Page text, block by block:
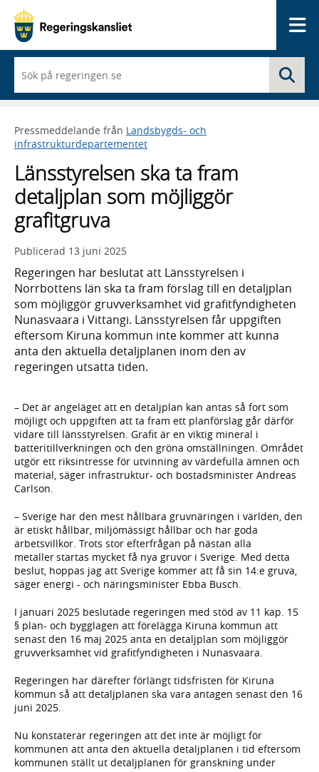
du
börjar
skriva
framträder
en
med
sökförslag
Pressmeddelande från Landsbygds- och
infrastrukturdepartementet
Länsstyrelsen ska ta fram
detaljplan som möjliggör
grafitgruva
Publicerad 13 juni 2025
Regeringen har beslutat att Länsstyrelsen i
Norrbottens län ska ta fram förslag till en detaljplan
som möjliggör gruvverksamhet vid grafitfyndigheten
Nunasvaara i Vittangi. Länsstyrelsen får uppgiften
eftersom Kiruna kommun inte kommer att kunna
anta den aktuella detaljplanen inom den av
regeringen utsatta tiden.
– Det är angeläget att en detaljplan kan antas så fort som
möjligt och uppgiften att ta fram ett planförslag går därför
vidare till länsstyrelsen. Grafit är en viktig mineral i
batteritillverkningen och den gröna omställningen. Området
utgör ett riksintresse för utvinning av värdefulla ämnen och
material, säger infrastruktur- och bostadsminister Andreas
Carlson.
– Sverige har den mest hållbara gruvnäringen i världen, den
är etiskt hållbar, miljömässigt hållbar och har goda
arbetsvillkor. Trots stor efterfrågan på nästan alla
metaller startas mycket få nya gruvor i Sverige. Med detta
beslut, hoppas jag att Sverige kommer att få sin 14:e gruva,
säger energi - och näringsminister Ebba Busch.
I januari 2025 beslutade regeringen med stöd av 11 kap. 15
§ plan- och bygglagen att förelägga Kiruna kommun att
senast den 16 maj 2025 anta en detaljplan som möjliggör
gruvverksamhet vid grafitfyndigheten i Nunasvaara.
Regeringen har därefter förlängt tidsfristen för Kiruna
kommun så att detaljplanen ska vara antagen senast den 16
juni 2025.
Nu konstaterar regeringen att det inte är möjligt för
kommunen att anta den aktuella detaljplanen i tid eftersom
kommunen ställt ut detaljplanen för granskning under